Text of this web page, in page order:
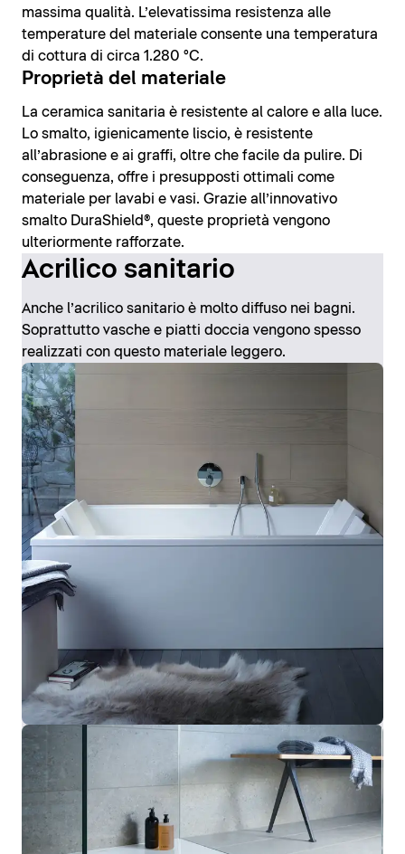
massima qualità. L’elevatissima resistenza alle
temperature del materiale consente una temperatura
di cottura di circa 1.280 °C.
Proprietà del materiale
La ceramica sanitaria è resistente al calore e alla luce.
Lo smalto, igienicamente liscio, è resistente
all’abrasione e ai graffi, oltre che facile da pulire. Di
conseguenza, offre i presupposti ottimali come
materiale per lavabi e vasi. Grazie all’innovativo
smalto DuraShield®, queste proprietà vengono
ulteriormente rafforzate.
Acrilico sanitario
Anche l’acrilico sanitario è molto diffuso nei bagni.
Soprattutto vasche e piatti doccia vengono spesso
realizzati con questo materiale leggero.